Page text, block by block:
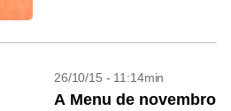
26/10/15 - 11:14min
A Menu de novembro